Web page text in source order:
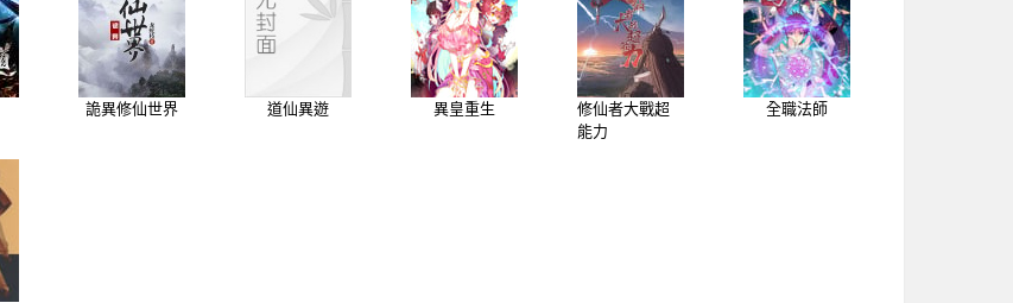
詭異修仙世界 道仙異遊 異皇重生
修仙者大戰超
能力
全職法師